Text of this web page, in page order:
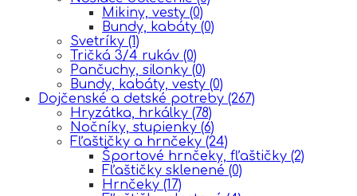
Mikiny, vesty (0)
Bundy, kabáty (0)
Svetríky (1)
Tričká 3/4 rukáv (0)
Pančuchy, silonky (0)
Bundy, kabáty, vesty (0)
Dojčenské a detské potreby (267)
Hryzátka, hrkálky (78)
Nočníky, stupienky (6)
Fľaštičky a hrnčeky (24)
Športové hrnčeky, fľaštičky (2)
Fľaštičky sklenené (0)
Hrnčeky (17)